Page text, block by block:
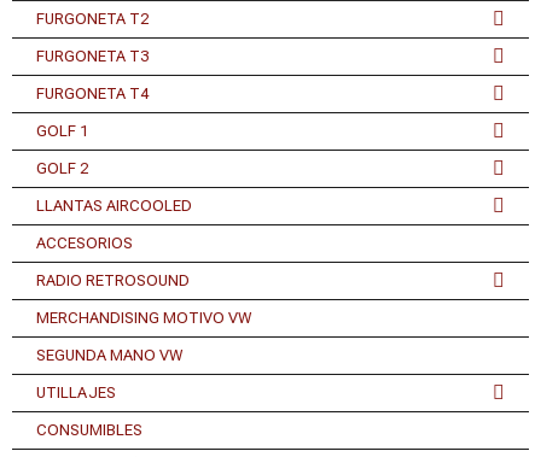
FURGONETA T2
FURGONETA T3
FURGONETA T4
GOLF 1
GOLF 2
LLANTAS AIRCOOLED
ACCESORIOS
RADIO RETROSOUND
MERCHANDISING MOTIVO VW
SEGUNDA MANO VW
UTILLAJES
CONSUMIBLES